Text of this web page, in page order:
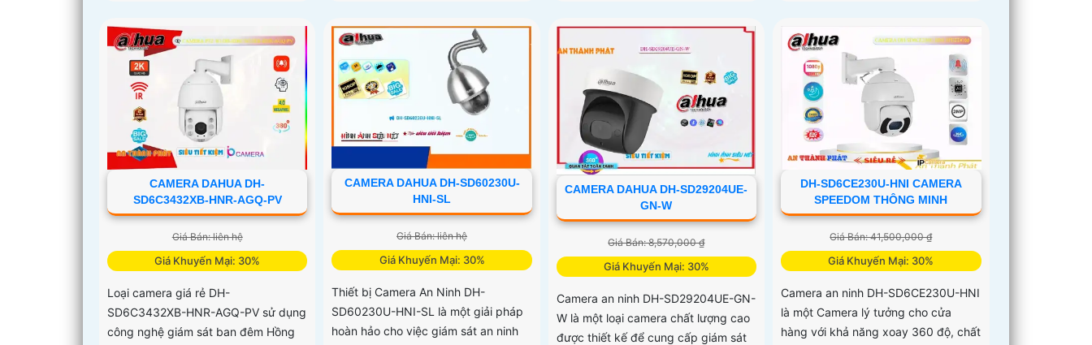
CAMERA DAHUA DH-
SD6C3432XB-HNR-AGQ-PV
Giá Bán: liên hệ
Giá Khuyến Mại: 30%
Loại camera giá rẻ DH-
SD6C3432XB-HNR-AGQ-PV sử dụng
công nghệ giám sát ban đêm Hồng
CAMERA DAHUA DH-SD60230U-
HNI-SL
Giá Bán: liên hệ
Giá Khuyến Mại: 30%
Thiết bị Camera An Ninh DH-
SD60230U-HNI-SL là một giải pháp
hoàn hảo cho việc giám sát an ninh
CAMERA DAHUA DH-SD29204UE-
GN-W
Giá Bán: 8,570,000 ₫
Giá Khuyến Mại: 30%
Camera an ninh DH-SD29204UE-GN-
W là một loại camera chất lượng cao
được thiết kế để cung cấp giám sát
DH-SD6CE230U-HNI CAMERA
SPEEDOM THÔNG MINH
Giá Bán: 41,500,000 ₫
Giá Khuyến Mại: 30%
Camera an ninh DH-SD6CE230U-HNI
là một Camera lý tưởng cho cửa
hàng với khả năng xoay 360 độ, chất